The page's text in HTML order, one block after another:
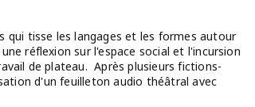
qui tisse les langages et les formes autour
réflexion sur l'espace social et l'incursion
de plateau. Après plusieurs fictions-
d'un feuilleton audio théâtral avec